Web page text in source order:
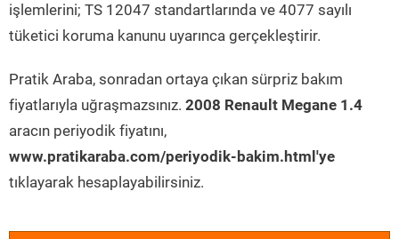
işlemlerini; TS 12047 standartlarında ve 4077 sayılı
tüketici koruma kanunu uyarınca gerçekleştirir.
Pratik Araba, sonradan ortaya çıkan sürpriz bakım
fiyatlarıyla uğraşmazsınız. 2008 Renault Megane 1.4
aracın periyodik fiyatını,
www.pratikaraba.com/periyodik-bakim.html'ye
tıklayarak hesaplayabilirsiniz.